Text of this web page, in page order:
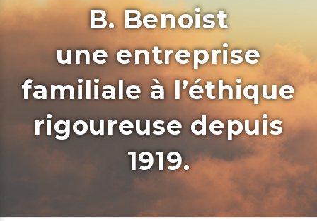
B. Benoist
une entreprise
familiale à l’éthique
rigoureuse depuis
1919.